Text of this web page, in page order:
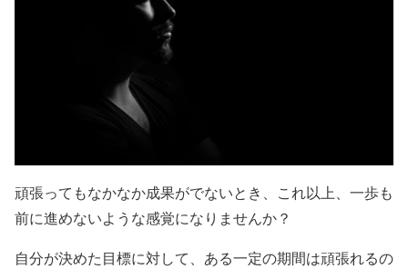
頑張ってもなかなか成果がでないとき、これ以上、一歩も
前に進めないような感覚になりませんか？
自分が決めた目標に対して、ある一定の期間は頑張れるの